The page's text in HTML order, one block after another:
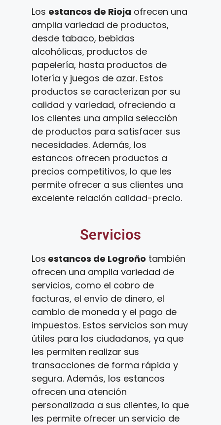
Los estancos de Rioja ofrecen una
amplia variedad de productos,
desde tabaco, bebidas
alcohólicas, productos de
papelería, hasta productos de
lotería y juegos de azar. Estos
productos se caracterizan por su
calidad y variedad, ofreciendo a
los clientes una amplia selección
de productos para satisfacer sus
necesidades. Además, los
estancos ofrecen productos a
precios competitivos, lo que les
permite ofrecer a sus clientes una
excelente relación calidad-precio.
Servicios
Los estancos de Logroño también
ofrecen una amplia variedad de
servicios, como el cobro de
facturas, el envío de dinero, el
cambio de moneda y el pago de
impuestos. Estos servicios son muy
útiles para los ciudadanos, ya que
les permiten realizar sus
transacciones de forma rápida y
segura. Además, los estancos
ofrecen una atención
personalizada a sus clientes, lo que
les permite ofrecer un servicio de